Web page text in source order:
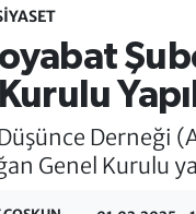
Derneği
Genel Kurulu
Yoğunluk Haritası
Puan Durumu ve
Haberleri